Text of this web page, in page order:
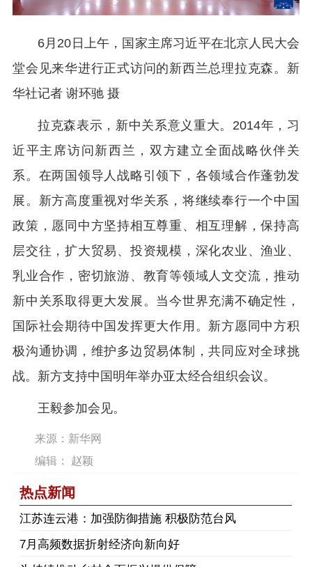
6月20日上午，国家主席习近平在北京人民大会
堂会见来华进行正式访问的新西兰总理拉克森。新
华社记者 谢环驰 摄
拉克森表示，新中关系意义重大。2014年，习
近平主席访问新西兰，双方建立全面战略伙伴关
系。在两国领导人战略引领下，各领域合作蓬勃发
展。新方高度重视对华关系，将继续奉行一个中国
政策，愿同中方坚持相互尊重、相互理解，保持高
层交往，扩大贸易、投资规模，深化农业、渔业、
乳业合作，密切旅游、教育等领域人文交流，推动
新中关系取得更大发展。当今世界充满不确定性，
国际社会期待中国发挥更大作用。新方愿同中方积
极沟通协调，维护多边贸易体制，共同应对全球挑
战。新方支持中国明年举办亚太经合组织会议。
王毅参加会见。
来源：新华网
编辑： 赵颖
热点新闻
江苏连云港：加强防御措施 积极防范台风
7月高频数据折射经济向新向好